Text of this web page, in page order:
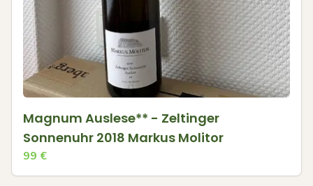
Magnum Auslese** - Zeltinger
Sonnenuhr 2018 Markus Molitor
99 €